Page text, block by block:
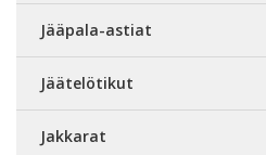
Jääpala-astiat
Jäätelötikut
Jakkarat